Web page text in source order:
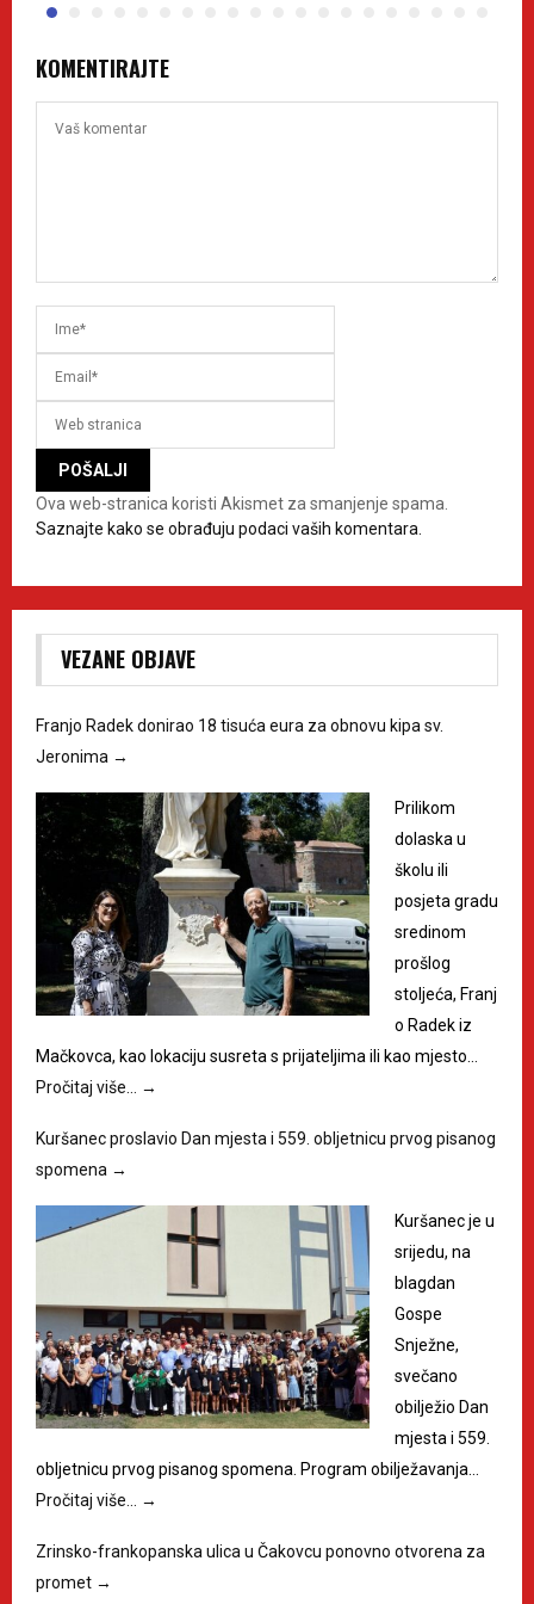
KOMENTIRAJTE
Ova web-stranica koristi Akismet za smanjenje spama.
Saznajte kako se obrađuju podaci vaših komentara.
VEZANE OBJAVE
Franjo Radek donirao 18 tisuća eura za obnovu kipa sv.
Jeronima →
Prilikom
dolaska u
školu ili
posjeta gradu
sredinom
prošlog
stoljeća, Franj
o Radek iz
Mačkovca, kao lokaciju susreta s prijateljima ili kao mjesto…
Pročitaj više… →
Kuršanec proslavio Dan mjesta i 559. obljetnicu prvog pisanog
spomena →
Kuršanec je u
srijedu, na
blagdan
Gospe
Snježne,
svečano
obilježio Dan
mjesta i 559.
obljetnicu prvog pisanog spomena. Program obilježavanja…
Pročitaj više… →
Zrinsko-frankopanska ulica u Čakovcu ponovno otvorena za
promet →